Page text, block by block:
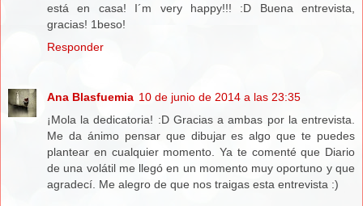
está en casa! I´m very happy!!! :D Buena entrevista,
gracias! 1beso!
Responder
Ana Blasfuemia 10 de junio de 2014 a las 23:35
¡Mola la dedicatoria! :D Gracias a ambas por la entrevista.
Me da ánimo pensar que dibujar es algo que te puedes
plantear en cualquier momento. Ya te comenté que Diario
de una volátil me llegó en un momento muy oportuno y que
agradecí. Me alegro de que nos traigas esta entrevista :)